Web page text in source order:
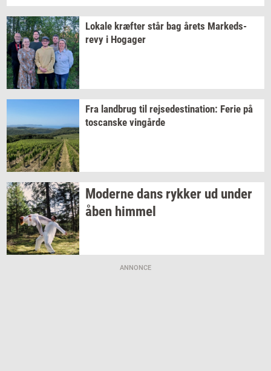
Lo­ka­le kræf­ter står bag årets Mar­keds­
revy i Ho­ga­ger
Fra land­brug til rej­se­desti­na­tion: Ferie på
toscan­ske vin­går­de
Mo­der­ne dans ryk­ker ud under
åben him­mel
ANNONCE